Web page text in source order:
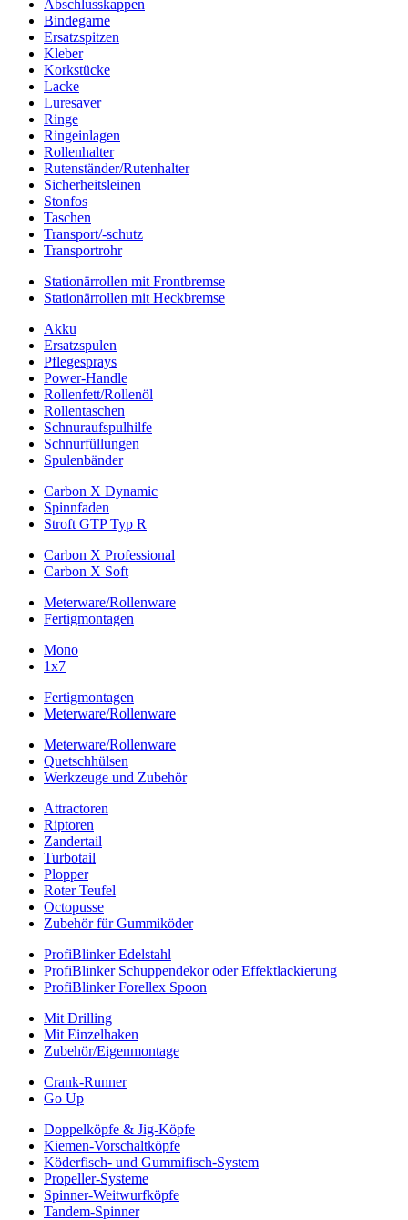
Abschlusskappen
Bindegarne
Ersatzspitzen
Kleber
Korkstücke
Lacke
Luresaver
Ringe
Ringeinlagen
Rollenhalter
Rutenständer/Rutenhalter
Sicherheitsleinen
Stonfos
Taschen
Transport/-schutz
Transportrohr
Stationärrollen mit Frontbremse
Stationärrollen mit Heckbremse
Akku
Ersatzspulen
Pflegesprays
Power-Handle
Rollenfett/Rollenöl
Rollentaschen
Schnuraufspulhilfe
Schnurfüllungen
Spulenbänder
Carbon X Dynamic
Spinnfaden
Stroft GTP Typ R
Carbon X Professional
Carbon X Soft
Meterware/Rollenware
Fertigmontagen
Mono
1x7
Fertigmontagen
Meterware/Rollenware
Meterware/Rollenware
Quetschhülsen
Werkzeuge und Zubehör
Attractoren
Riptoren
Zandertail
Turbotail
Plopper
Roter Teufel
Octopusse
Zubehör für Gummiköder
ProfiBlinker Edelstahl
ProfiBlinker Schuppendekor oder Effektlackierung
ProfiBlinker Forellex Spoon
Mit Drilling
Mit Einzelhaken
Zubehör/Eigenmontage
Crank-Runner
Go Up
Doppelköpfe & Jig-Köpfe
Kiemen-Vorschaltköpfe
Köderfisch- und Gummifisch-System
Propeller-Systeme
Spinner-Weitwurfköpfe
Tandem-Spinner